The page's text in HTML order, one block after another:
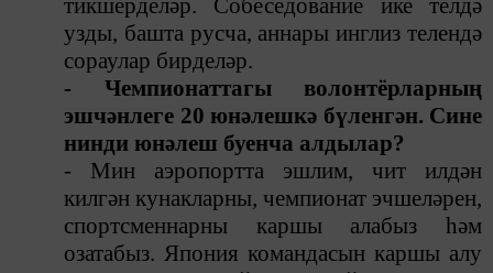
тикшерделәр. Собеседование ике телдә
узды, башта русча, аннары инглиз телендә
сораулар бирделәр.
- Чемпионаттагы волонтёрларның
эшчәнлеге 20 юнәлешкә бүленгән. Сине
нинди юнәлеш буенча алдылар?
- Мин аэропортта эшлим, чит илдән
килгән кунакларны, чемпионат эчшеләрен,
спортсменнарны каршы алабыз һәм
озатабыз. Япония командасын каршы алу